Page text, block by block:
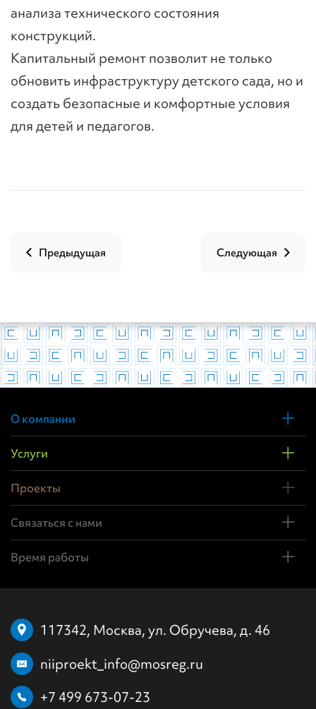
анализа технического состояния
конструкций.
Капитальный ремонт позволит не только
обновить инфраструктуру детского сада, но и
создать безопасные и комфортные условия
для детей и педагогов.
Предыдущая Следующая
О компании
Услуги
Проекты
Связаться с нами
Время работы
117342, Москва, ул. Обручева, д. 46
niiproekt_info@mosreg.ru
+7 499 673-07-23